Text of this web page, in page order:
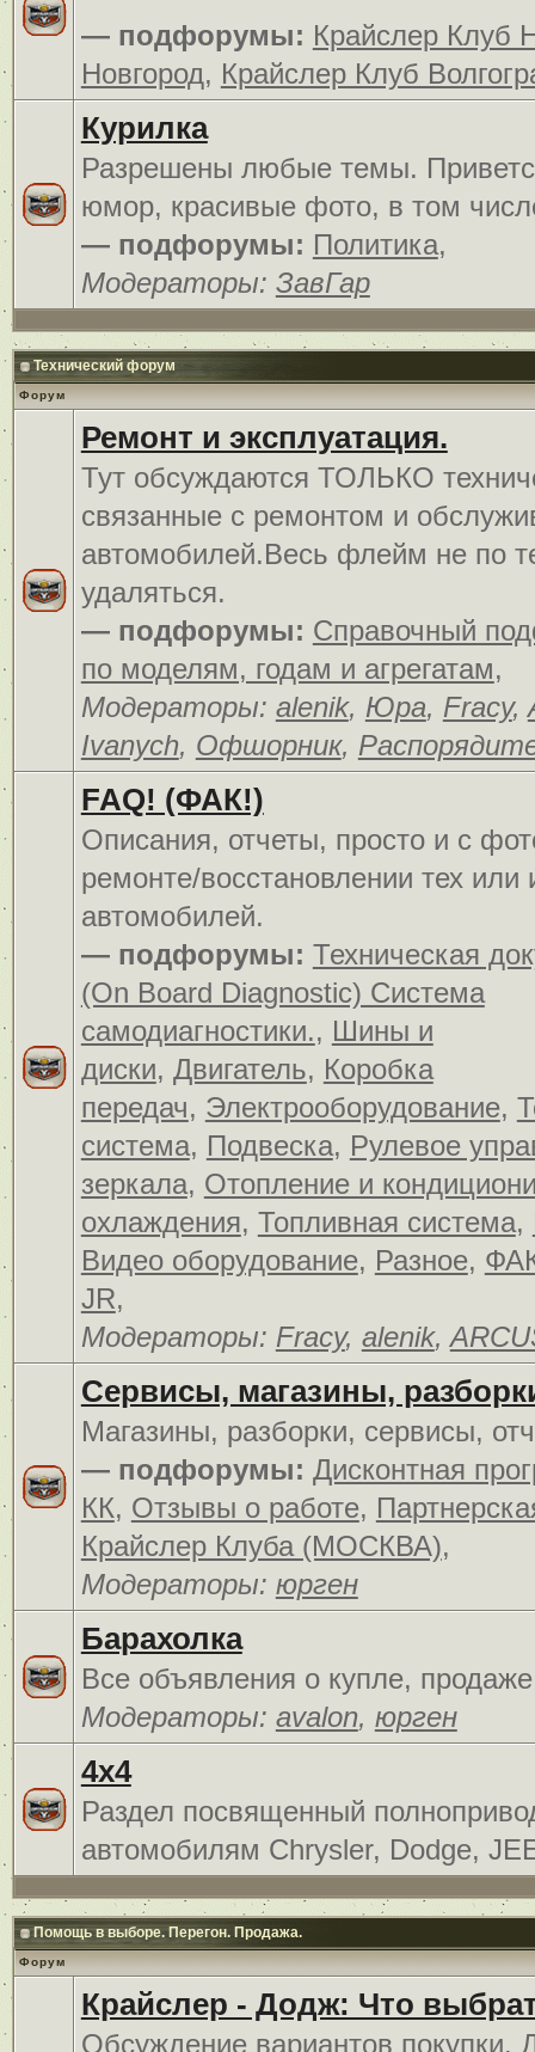
— подфорумы: Крайслер Клуб
Новгород, Крайслер Клуб
Курилка
Разрешены любые темы.
юмор, красивые фото, в том
— подфорумы: Политика,
Модераторы: ЗавГар
Технический форум
Форум
Ремонт и эксплуатация.
Тут обсуждаются ТОЛЬКО
связанные с ремонтом и
автомобилей.Весь флейм не по
удаляться.
— подфорумы: Справочный
по моделям, годам и агрегатам,
Модераторы: alenik, Юра, Fracy,
Ivanych, Офшорник,
FAQ! (ФАК!)
Описания, отчеты, просто и c
ремонте/восстановлении тех или
автомобилей.
— подфорумы: Техническая
(On Board Diagnostic) Система
самодиагностики., Шины и
диски, Двигатель, Коробка
передач, Электрооборудование,
система, Подвеска, Рулевое
зеркала, Отопление и
охлаждения, Топливная система,
Видео оборудование, Разное,
JR,
Модераторы: Fracy, alenik,
Сервисы, магазины,
Магазины, разборки, сервисы,
— подфорумы: Дисконтная
КК, Отзывы о работе,
Крайслер Клуба (МОСКВА),
Модераторы: юрген
Барахолка
Все объявления о купле,
Модераторы: avalon, юрген
4x4
Раздел посвященный
автомобилям Chrysler, Dodge,
Помощь в выборе. Перегон. Продажа.
Форум
Крайслер - Додж: Что
Обсуждение вариантов покупки.